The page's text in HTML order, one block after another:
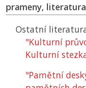
prameny, literatura
Ostatní
"Kulturní
Kulturní
"Pamětní